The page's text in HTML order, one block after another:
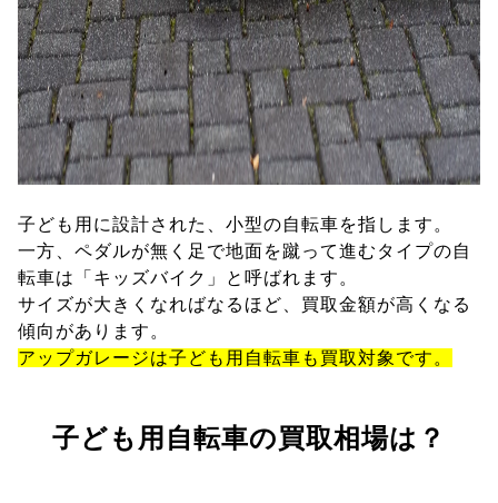
子ども用に設計された、小型の自転車を指します。
一方、ペダルが無く足で地面を蹴って進むタイプの自
転車は「キッズバイク」と呼ばれます。
サイズが大きくなればなるほど、買取金額が高くなる
傾向があります。
アップガレージは子ども用自転車も買取対象です。
子ども用自転車の買取相場は？